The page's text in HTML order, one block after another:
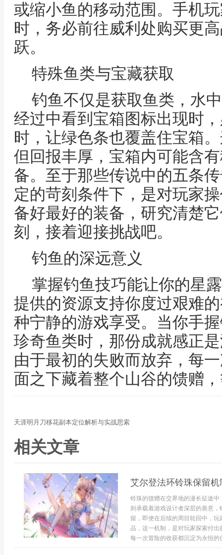
或缩小鱼的移动范围。手机
时，务必前往威利处购买更
跃。
特殊鱼类与宝藏获取
钓鱼不仅是获取鱼类，水
经过中看到宝箱图标出现时
时，让绿色条也覆盖住宝箱
但回报丰厚，宝箱内可能含
备。至于那些传说中的五条
定的苛刻条件下，是对玩家
备好最好的装备，研究清楚
刻，接着迎接挑战吧。
钓鱼的深远意义
掌握钓鱼技巧能让你的星
提供的资源支持你度过艰难
种宁静的游戏享受。当你手
珍奇鱼类时，那份成就感正
由于最初的失败而放弃，每
面之下藏着整个山谷的馈赠
天涯明月刀移花副本定位解析与实战思索
相关文章
艾尔登法环铃珠保留机
铃珠的馈赠在交界地的漫长征途
则承载着游戏设计者深层的善意
留，即便在后续的周目轮回中，
品，这一机制，是对玩家探索付
每一次冒险的收获都沉淀为永恒的